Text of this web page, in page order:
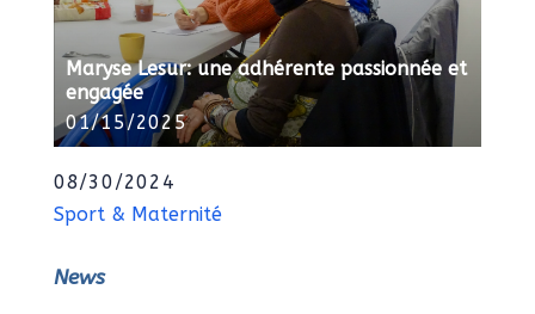
Maryse Lesur: une adhérente passionnée et
engagée
01/15/2025
08/30/2024
Sport & Maternité
News